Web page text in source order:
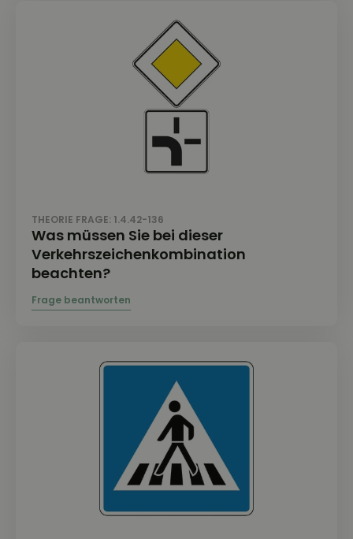
THEORIE FRAGE: 1.4.42-136
Was müssen Sie bei dieser
Verkehrszeichenkombination
beachten?